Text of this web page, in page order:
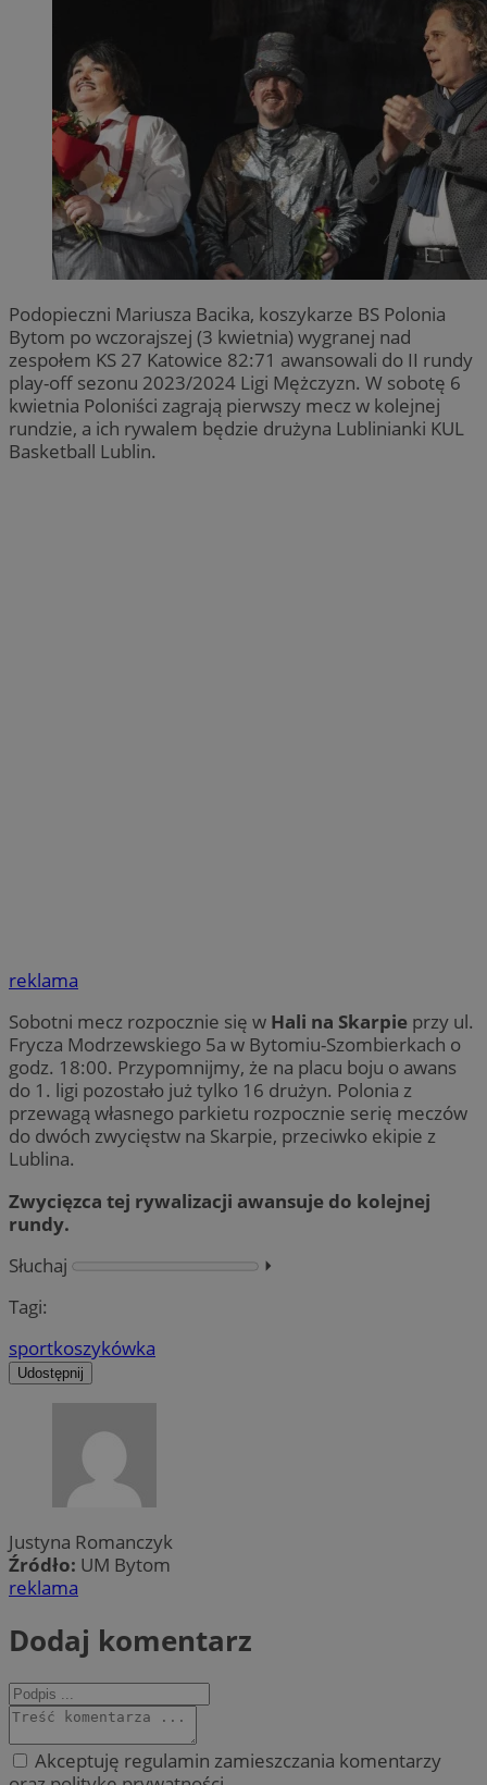
Podopieczni Mariusza Bacika, koszykarze BS Polonia
Bytom po wczorajszej (3 kwietnia) wygranej nad
zespołem KS 27 Katowice 82:71 awansowali do II rundy
play-off sezonu 2023/2024 Ligi Mężczyzn. W sobotę 6
kwietnia Poloniści zagrają pierwszy mecz w kolejnej
rundzie, a ich rywalem będzie drużyna Lublinianki KUL
Basketball Lublin.
reklama
Sobotni mecz rozpocznie się w Hali na Skarpie przy ul.
Frycza Modrzewskiego 5a w Bytomiu-Szombierkach o
godz. 18:00. Przypomnijmy, że na placu boju o awans
do 1. ligi pozostało już tylko 16 drużyn. Polonia z
przewagą własnego parkietu rozpocznie serię meczów
do dwóch zwycięstw na Skarpie, przeciwko ekipie z
Lublina.
Zwycięzca tej rywalizacji awansuje do kolejnej
rundy.
Słuchaj
⏵︎
Tagi:
sportkoszykówka
Udostępnij
Justyna Romanczyk
Źródło: UM Bytom
reklama
Dodaj komentarz
Akceptuję regulamin zamieszczania komentarzy